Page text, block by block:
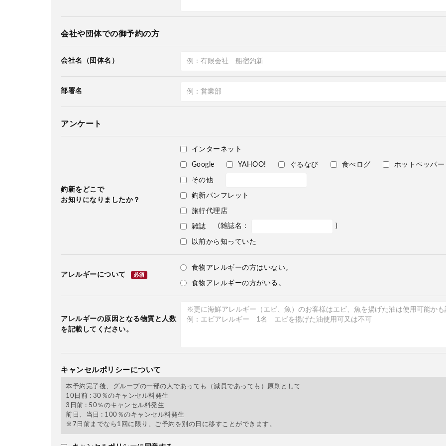
会社や団体での御予約の方
会社名（団体名）
部署名
アンケート
釣新をどこで
お知りになりましたか？
インターネット
Google YAHOO! ぐるなび 食べログ ホットペッパー
その他
釣新パンフレット
旅行代理店
雑誌 (雑誌名： )
以前から知っていた
アレルギーについて 必須
食物アレルギーの方はいない。
食物アレルギーの方がいる。
アレルギーの原因となる物質と人数
を記載してください。
キャンセルポリシーについて
本予約完了後、グループの一部の人であっても（減員であっても）原則として
10日前 : 30％のキャンセル料発生
3日前 : 50％のキャンセル料発生
前日、当日 : 100％のキャンセル料発生
※7日前までなら1回に限り、ご予約を別の日に移すことができます。